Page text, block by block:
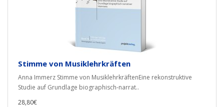
Stimme von Musiklehrkräften
Anna Immerz Stimme von MusiklehrkräftenEine rekonstruktive
Studie auf Grundlage biographisch-narrat..
28,80€